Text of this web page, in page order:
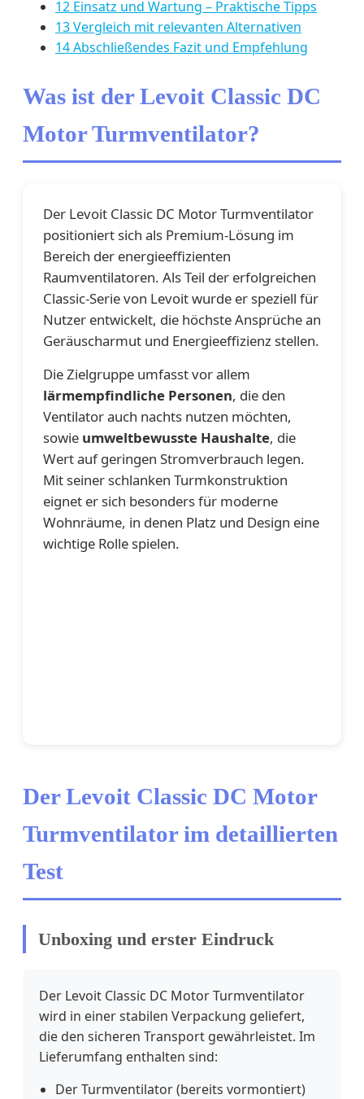
12 Einsatz und Wartung – Praktische Tipps
13 Vergleich mit relevanten Alternativen
14 Abschließendes Fazit und Empfehlung
Was ist der Levoit Classic DC
Motor Turmventilator?
Der Levoit Classic DC Motor Turmventilator
positioniert sich als Premium-Lösung im
Bereich der energieeffizienten
Raumventilatoren. Als Teil der erfolgreichen
Classic-Serie von Levoit wurde er speziell für
Nutzer entwickelt, die höchste Ansprüche an
Geräuscharmut und Energieeffizienz stellen.
Die Zielgruppe umfasst vor allem
lärmempfindliche Personen, die den
Ventilator auch nachts nutzen möchten,
sowie umweltbewusste Haushalte, die
Wert auf geringen Stromverbrauch legen.
Mit seiner schlanken Turmkonstruktion
eignet er sich besonders für moderne
Wohnräume, in denen Platz und Design eine
wichtige Rolle spielen.
Der Levoit Classic DC Motor
Turmventilator im detaillierten
Test
Unboxing und erster Eindruck
Der Levoit Classic DC Motor Turmventilator
wird in einer stabilen Verpackung geliefert,
die den sicheren Transport gewährleistet. Im
Lieferumfang enthalten sind:
Der Turmventilator (bereits vormontiert)